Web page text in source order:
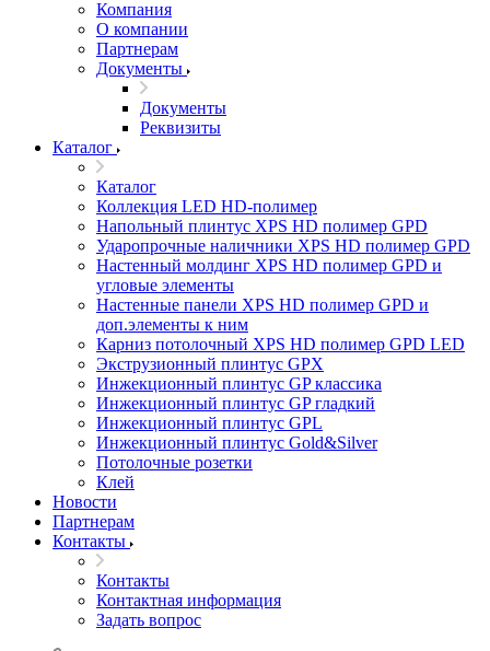
Компания
О компании
Партнерам
Документы
Документы
Реквизиты
Каталог
Каталог
Коллекция LED HD-полимер
Напольный плинтус XPS HD полимер GPD
Ударопрочные наличники XPS HD полимер GPD
Настенный молдинг XPS HD полимер GPD и
угловые элементы
Настенные панели XPS HD полимер GPD и
доп.элементы к ним
Карниз потолочный XPS HD полимер GPD LED
Экструзионный плинтус GPX
Инжекционный плинтус GP классика
Инжекционный плинтус GP гладкий
Инжекционный плинтус GPL
Инжекционный плинтус Gold&Silver
Потолочные розетки
Клей
Новости
Партнерам
Контакты
Контакты
Контактная информация
Задать вопрос